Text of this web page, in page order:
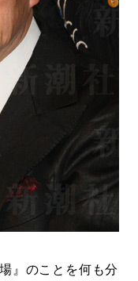
』のことを何も分